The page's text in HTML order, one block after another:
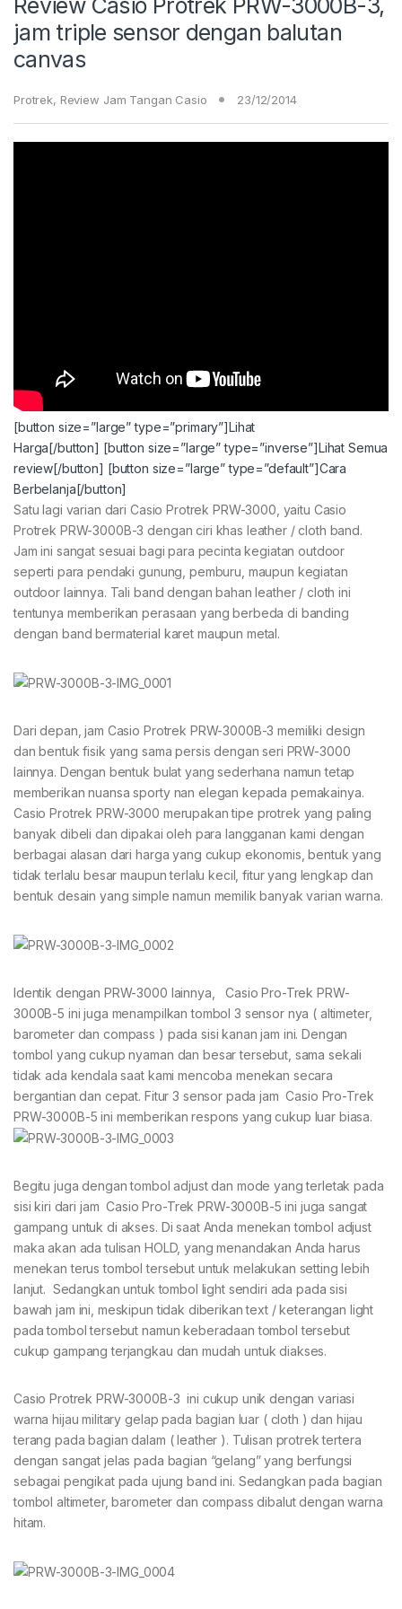
Review Casio Protrek PRW-3000B-3,
jam triple sensor dengan balutan
canvas
Protrek, Review Jam Tangan Casio 23/12/2014
[button size=”large” type=”primary”]Lihat
Harga[/button] [button size=”large” type=”inverse”]Lihat Semua
review[/button] [button size=”large” type=”default”]Cara
Berbelanja[/button]
Satu lagi varian dari Casio Protrek PRW-3000, yaitu Casio
Protrek PRW-3000B-3 dengan ciri khas leather / cloth band.
Jam ini sangat sesuai bagi para pecinta kegiatan outdoor
seperti para pendaki gunung, pemburu, maupun kegiatan
outdoor lainnya. Tali band dengan bahan leather / cloth ini
tentunya memberikan perasaan yang berbeda di banding
dengan band bermaterial karet maupun metal.
Dari depan, jam Casio Protrek PRW-3000B-3 memiliki design
dan bentuk fisik yang sama persis dengan seri PRW-3000
lainnya. Dengan bentuk bulat yang sederhana namun tetap
memberikan nuansa sporty nan elegan kepada pemakainya.
Casio Protrek PRW-3000 merupakan tipe protrek yang paling
banyak dibeli dan dipakai oleh para langganan kami dengan
berbagai alasan dari harga yang cukup ekonomis, bentuk yang
tidak terlalu besar maupun terlalu kecil, fitur yang lengkap dan
bentuk desain yang simple namun memilik banyak varian warna.
Identik dengan PRW-3000 lainnya, Casio Pro-Trek PRW-
3000B-5 ini juga menampilkan tombol 3 sensor nya ( altimeter,
barometer dan compass ) pada sisi kanan jam ini. Dengan
tombol yang cukup nyaman dan besar tersebut, sama sekali
tidak ada kendala saat kami mencoba menekan secara
bergantian dan cepat. Fitur 3 sensor pada jam Casio Pro-Trek
PRW-3000B-5 ini memberikan respons yang cukup luar biasa.
Begitu juga dengan tombol adjust dan mode yang terletak pada
sisi kiri dari jam Casio Pro-Trek PRW-3000B-5 ini juga sangat
gampang untuk di akses. Di saat Anda menekan tombol adjust
maka akan ada tulisan HOLD, yang menandakan Anda harus
menekan terus tombol tersebut untuk melakukan setting lebih
lanjut. Sedangkan untuk tombol light sendiri ada pada sisi
bawah jam ini, meskipun tidak diberikan text / keterangan light
pada tombol tersebut namun keberadaan tombol tersebut
cukup gampang terjangkau dan mudah untuk diakses.
Casio Protrek PRW-3000B-3 ini cukup unik dengan variasi
warna hijau military gelap pada bagian luar ( cloth ) dan hijau
terang pada bagian dalam ( leather ). Tulisan protrek tertera
dengan sangat jelas pada bagian “gelang” yang berfungsi
sebagai pengikat pada ujung band ini. Sedangkan pada bagian
tombol altimeter, barometer dan compass dibalut dengan warna
hitam.